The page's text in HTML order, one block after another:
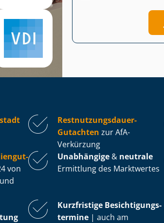
Rest­nut­zungs­dau­er-
Gutachten zur AfA-
Verkürzung
von
Unabhängige & neutrale
Ermittlung des Marktwertes
Kurzfristige Be­sich­ti­gungs­
ter­mi­ne | auch am